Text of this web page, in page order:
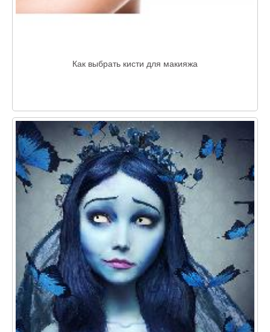
Как выбрать кисти для макияжа